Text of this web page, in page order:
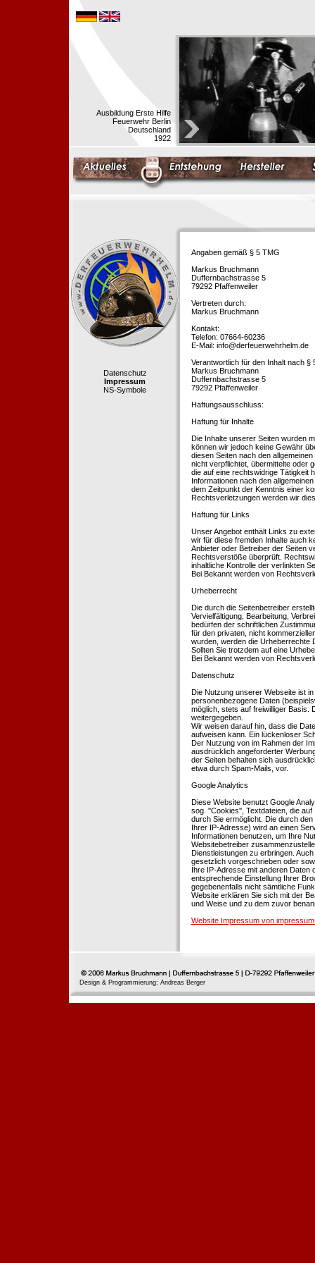
Ausbildung Erste Hilfe
Feuerwehr Berlin
Deutschland
1922
Datenschutz
Impressum
NS-Symbole
Angaben gemäß § 5 TMG
Markus Bruchmann
Duffernbachstrasse 5
79292 Pfaffenweiler
Vertreten durch:
Markus Bruchmann
Kontakt:
Telefon: 07664-60236
E-Mail: info@derfeuerwehrhelm.de
Verantwortlich für den Inhalt nach §
Markus Bruchmann
Duffernbachstrasse 5
79292 Pfaffenweiler
Haftungsausschluss:
Haftung für Inhalte
Die Inhalte unserer Seiten wurden
können wir jedoch keine Gewähr
diesen Seiten nach den
nicht verpflichtet, übermittelte oder
die auf eine rechtswidrige Tätigkeit
Informationen nach den
dem Zeitpunkt der Kenntnis einer
Rechtsverletzungen werden wir
Haftung für Links
Unser Angebot enthält Links zu
wir für diese fremden Inhalte auch
Anbieter oder Betreiber der Seiten
Rechtsverstöße überprüft.
inhaltliche Kontrolle der verlinkten
Bei Bekannt werden von
Urheberrecht
Die durch die Seitenbetreiber
Vervielfältigung, Bearbeitung,
bedürfen der schriftlichen
für den privaten, nicht
wurden, werden die Urheberrechte
Sollten Sie trotzdem auf eine
Bei Bekannt werden von
Datenschutz
Die Nutzung unserer Webseite ist
personenbezogene Daten
möglich, stets auf freiwilliger Basis.
weitergegeben.
Wir weisen darauf hin, dass die
aufweisen kann. Ein lückenloser
Der Nutzung von im Rahmen der
ausdrücklich angeforderter
der Seiten behalten sich
etwa durch Spam-Mails, vor.
Google Analytics
Diese Website benutzt Google
sog. ''Cookies'', Textdateien, die
durch Sie ermöglicht. Die durch
Ihrer IP-Adresse) wird an einen
Informationen benutzen, um Ihre
Websitebetreiber
Dienstleistungen zu erbringen.
gesetzlich vorgeschrieben oder
Ihre IP-Adresse mit anderen Daten
entsprechende Einstellung Ihrer
gegebenenfalls nicht sämtliche
Website erklären Sie sich mit der
und Weise und zu dem zuvor
Website Impressum von
Design & Programmierung: Andreas Berger